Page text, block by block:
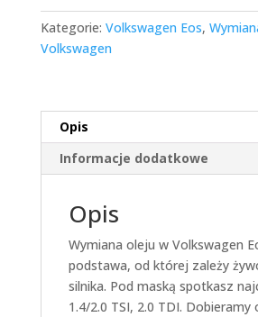
Kategorie: Volkswagen Eos,
Volkswagen
Opis
Informacje dodatkowe
Opis
Wymiana oleju w Volkswagen
podstawa, od której zależy
silnika. Pod maską spotkasz
1.4/2.0 TSI, 2.0 TDI. Dobieramy